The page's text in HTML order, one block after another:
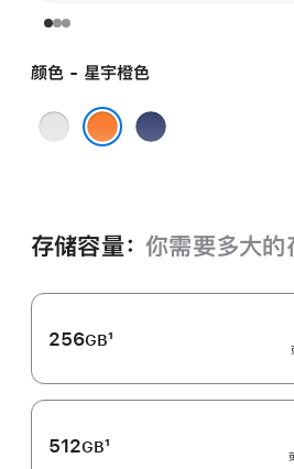
颜色 - 星宇橙色
银
深
存储容量： 你需要多大的
256GB
注
1
512GB1